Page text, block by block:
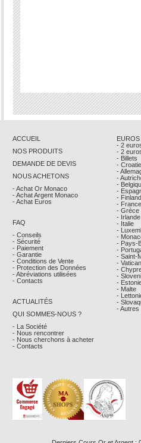
ACCUEIL
NOS PRODUITS
DEMANDE DE DEVIS
NOUS ACHETONS
- Achat Or Monaco
- Achat Argent Monaco
- Achat Euros
FAQ
- Conseils
- Sécurité
- Paiement
- Garantie
- Conditions de Vente
- Protection des Données
- Abréviations utilisées
- Contacts
ACTUALITÉS
QUI SOMMES-NOUS ?
- La Société
- Nous rencontrer
- Nous cherchons à acheter
- Contacts
EUROS
- 2
- 2
- Billets
- Croatie
-
-
-
-
-
- France
- Grèce
- Irlande
- Italie
-
-
- Pays-
-
- Saint-
- Vatican
-
-
-
- Malte
-
-
- Autres